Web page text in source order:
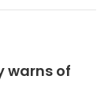
warns of